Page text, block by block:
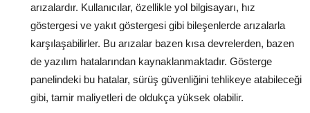
Klima & Konfor
Aydınlatma & Görüş
Şanzıman & Aktarma
Dizel Sistemler
arızalardır. Kullanıcılar, özellikle yol bilgisayarı, hız
göstergesi ve yakıt göstergesi gibi bileşenlerde arızalarla
karşılaşabilirler. Bu arızalar bazen kısa devrelerden, bazen
de yazılım hatalarından kaynaklanmaktadır. Gösterge
panelindeki bu hatalar, sürüş güvenliğini tehlikeye atabileceği
gibi, tamir maliyetleri de oldukça yüksek olabilir.